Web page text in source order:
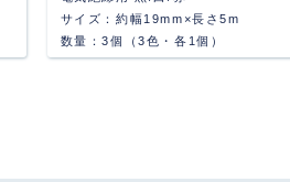
サイズ：約幅19mm×長さ5m
数量：3個（3色・各1個）